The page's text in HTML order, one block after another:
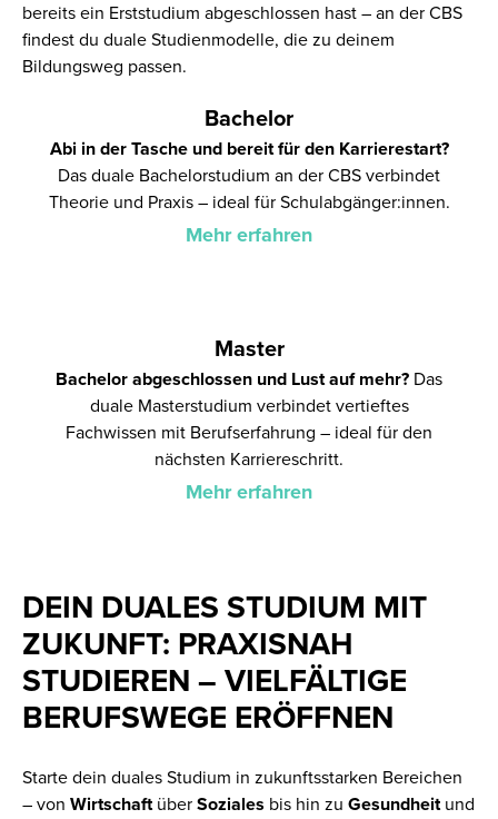
bereits ein Erststudium abgeschlossen hast – an der CBS
findest du duale Studienmodelle, die zu deinem
Bildungsweg passen.
Bachelor
Abi in der Tasche und bereit für den Karrierestart?
Das duale Bachelorstudium an der CBS verbindet
Theorie und Praxis – ideal für Schulabgänger:innen.
Mehr erfahren
Master
Bachelor abgeschlossen und Lust auf mehr? Das
duale Masterstudium verbindet vertieftes
Fachwissen mit Berufserfahrung – ideal für den
nächsten Karriereschritt.
Mehr erfahren
DEIN DUALES STUDIUM MIT
ZUKUNFT: PRAXISNAH
STUDIEREN – VIELFÄLTIGE
BERUFSWEGE ERÖFFNEN
Starte dein duales Studium in zukunftsstarken Bereichen
– von Wirtschaftüber Soziales bis hin zu Gesundheitund